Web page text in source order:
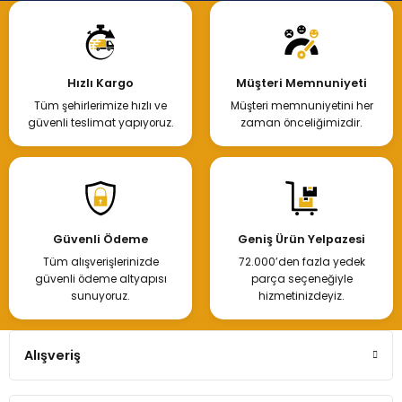
Hızlı Kargo
Tüm şehirlerimize hızlı ve
güvenli teslimat yapıyoruz.
Müşteri Memnuniyeti
Müşteri memnuniyetini her
zaman önceliğimizdir.
Güvenli Ödeme
Tüm alışverişlerinizde
güvenli ödeme altyapısı
sunuyoruz.
Geniş Ürün Yelpazesi
72.000’den fazla yedek
parça seçeneğiyle
hizmetinizdeyiz.
Alışveriş